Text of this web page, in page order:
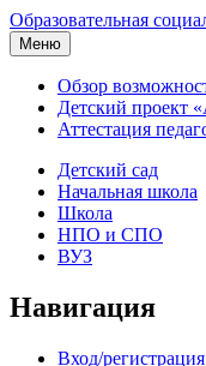
Образовательная
Меню
Обзор
Детский проект
Аттестация
Детский сад
Начальная школа
Школа
НПО и СПО
ВУЗ
Навигация
Вход/регистрация